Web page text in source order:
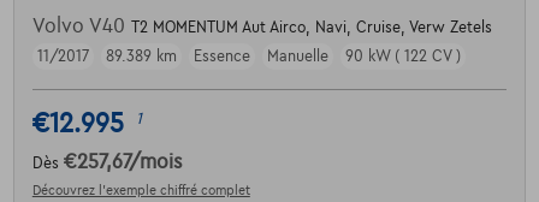
Volvo V40 T2 MOMENTUM Aut Airco, Navi, Cruise, Verw Zetels
11/2017
89.389 km Essence Manuelle 90 kW ( 122 CV )
€12.995 1
Dès €257,67/mois
Découvrez l’exemple chiffré complet